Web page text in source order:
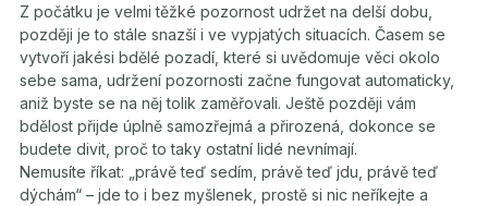
Z počátku je velmi těžké pozornost udržet na delší dobu,
později je to stále snazší i ve vypjatých situacích. Časem se
vytvoří jakési bdělé pozadí, které si uvědomuje věci okolo
sebe sama, udržení pozornosti začne fungovat automaticky,
aniž byste se na něj tolik zaměřovali. Ještě později vám
bdělost přijde úplně samozřejmá a přirozená, dokonce se
budete divit, proč to taky ostatní lidé nevnímají.
Nemusíte říkat: „právě teď sedím, právě teď jdu, právě teď
dýchám“ – jde to i bez myšlenek, prostě si nic neříkejte a